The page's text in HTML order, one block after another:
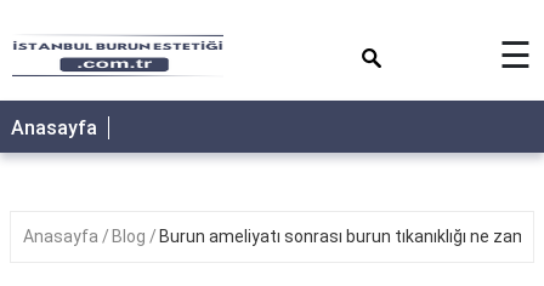
☰
Anasayfa
Anasayfa Blog Burun ameliyatı sonrası burun tıkanıklığı ne